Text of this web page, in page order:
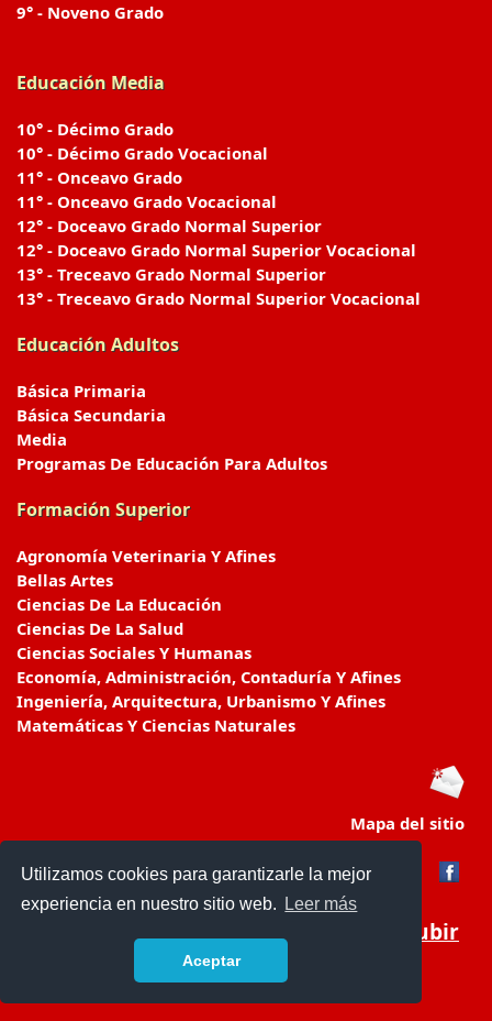
Utilizamos cookies para garantizarle la mejor
experiencia en nuestro sitio web.
Leer más
Aceptar
9° - Noveno Grado
Educación Media
10° - Décimo Grado
10° - Décimo Grado Vocacional
11° - Onceavo Grado
11° - Onceavo Grado Vocacional
12° - Doceavo Grado Normal Superior
12° - Doceavo Grado Normal Superior Vocacional
13° - Treceavo Grado Normal Superior
13° - Treceavo Grado Normal Superior Vocacional
Educación Adultos
Básica Primaria
Básica Secundaria
Media
Programas De Educación Para Adultos
Formación Superior
Agronomía Veterinaria Y Afines
Bellas Artes
Ciencias De La Educación
Ciencias De La Salud
Ciencias Sociales Y Humanas
Economía, Administración, Contaduría Y Afines
Ingeniería, Arquitectura, Urbanismo Y Afines
Matemáticas Y Ciencias Naturales
Mapa del sitio
Subir